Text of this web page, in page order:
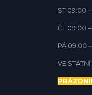
ST 09:00
ČT 09:00
PÁ 09:00
VE